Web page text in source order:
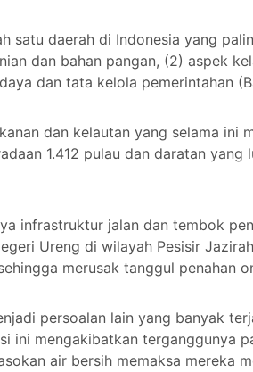
satu daerah di Indonesia yang
dan bahan pangan, (2) aspek
dan tata kelola pemerintahan
dan kelautan yang selama ini
1.412 pulau dan daratan yang
infrastruktur jalan dan tembok
Ureng di wilayah Pesisir
merusak tanggul penahan
persoalan lain yang banyak
ini mengakibatkan terganggunya
air bersih memaksa mereka